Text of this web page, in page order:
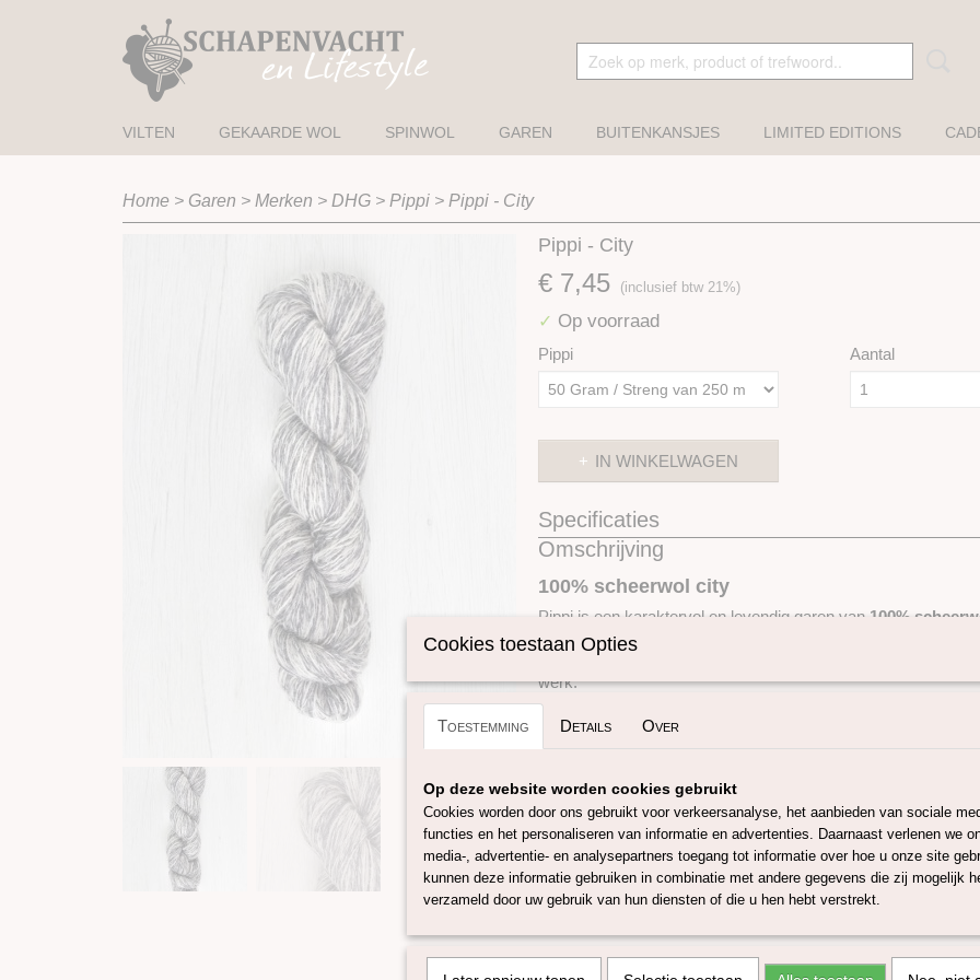
VILTEN GEKAARDE WOL SPINWOL GAREN BUITENKANSJES LIMITED EDITIONS
Home > Garen > Merken > DHG > Pippi > Pippi - City
Pippi - City
€ 7,45 (inclusief btw 21%)
✓ Op voorraad
Pippi Aantal
IN WINKELWAGEN
Specificaties
Productcode
Omschrijving
100% scheerwol city
Pippi is een karaktervol en levendig garen van 100%
klassieke Shetland-stijl. Dit 3-draads garen heeft een licht
wat zorgt voor een natuurlijke uitstraling en een prachtige,
werk.
De drie draden zijn gelijkmatig getwijnd, waardoor het garen
met een zachte, warme uitstraling en
beleving.
Wat Pippi echt bijzonder maakt, is het kleurverloop. Door het
en gemêleerde tinten ontstaanspeelse en unieke
volledig laten zien tijdens het verwerken. Elk project krijgt
levendig karakter.
Kleding (truien, vesten, sokken)
Cookies toestaan Opties
Toestemming Details Over
Op deze website worden cookies gebruikt
Cookies worden door ons gebruikt voor verkeersanalyse, het aanbieden van sociale
functies en het personaliseren van informatie en advertenties. Daarnaast verlenen we
media-, advertentie- en analysepartners toegang tot informatie over hoe u onze site
kunnen deze informatie gebruiken in combinatie met andere gegevens die zij mogelijk
verzameld door uw gebruik van hun diensten of die u hen hebt verstrekt.